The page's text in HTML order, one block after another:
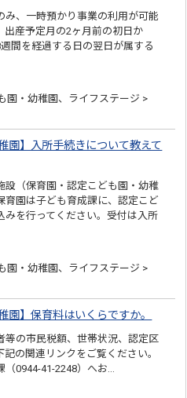
み、一時預かり事業の利用が可能
出産予定月の2ヶ月前の初日か
間を経過する日の翌日が属する
園・幼稚園、ライフステージ >
園】入所手続きについて教えて
設（保育園・認定こども園・幼稚
育園は子ども育成課に、認定こど
みを行ってください。受付は入所
園・幼稚園、ライフステージ >
園】保育料はいくらですか。
等の市民税額、世帯状況、認定区
の関連リンクをご覧ください。
（0944-41-2248）へお…